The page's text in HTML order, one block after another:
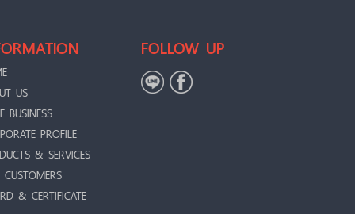
US
BUSINESS
PROFILE
& SERVICES
& CERTIFICATE
FOLLOW UP